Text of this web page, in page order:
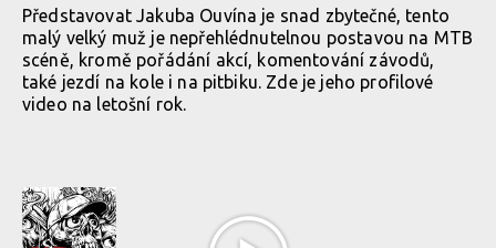
Představovat Jakuba Ouvína je snad zbytečné, tento
malý velký muž je nepřehlédnutelnou postavou na MTB
scéně, kromě pořádání akcí, komentování závodů,
také jezdí na kole i na pitbiku. Zde je jeho profilové
video na letošní rok.